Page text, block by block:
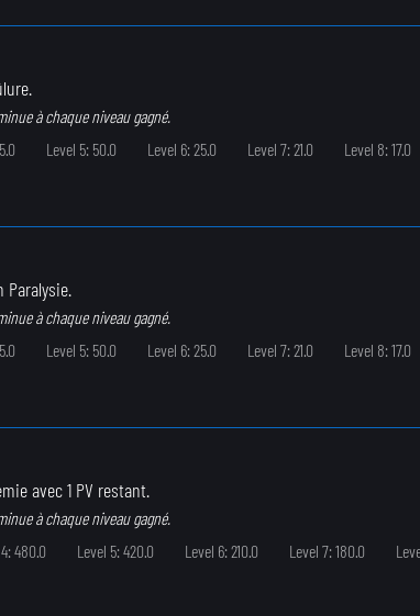
à chaque niveau gagné.
Level 5: 50.0 Level 6: 25.0 Level 7: 21.0 Level 8: 17.0
à chaque niveau gagné.
Level 5: 50.0 Level 6: 25.0 Level 7: 21.0 Level 8: 17.0
avec 1 PV restant.
à chaque niveau gagné.
480.0 Level 5: 420.0 Level 6: 210.0 Level 7: 180.0